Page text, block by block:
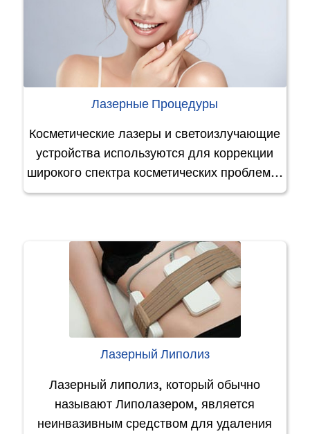
Лазерные Процедуры
Косметические лазеры и светоизлучающие
устройства используются для коррекции
широкого спектра косметических проблем…
Лазерный Липолиз
Лазерный липолиз, который обычно
называют Липолазером, является
неинвазивным средством для удаления